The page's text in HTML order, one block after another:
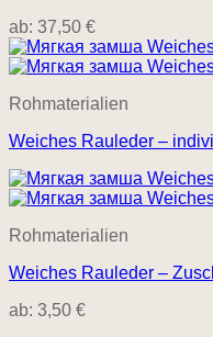
ab: 37,50 €
Rohmaterialien
Weiches Rauleder –
Rohmaterialien
Weiches Rauleder –
ab: 3,50 €